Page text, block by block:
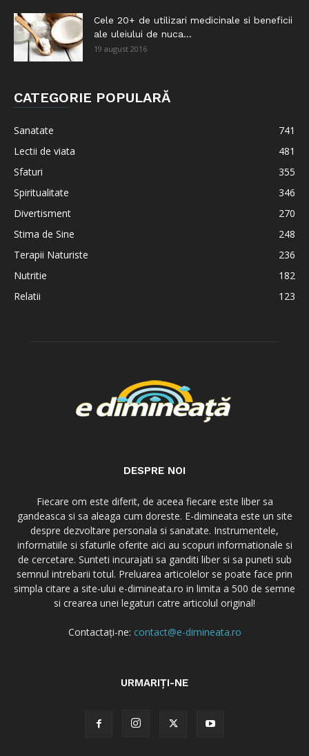
Cele 20+ de utilizari medicinale si beneficii
ale uleiului de nuca...
19 august 2016
CATEGORIE POPULARĂ
Sanatate
741
Lectii de viata
481
Sfaturi
355
Spiritualitate
346
Divertisment
270
Stima de Sine
248
Terapii Naturiste
236
Nutritie
182
Relatii
123
DESPRE NOI
Fiecare om este diferit, de aceea fiecare este liber sa
gandeasca si sa aleaga cum doreste. E-dimineata este un site
despre dezvoltare personala si sanatate. Instrumentele,
informatiile si sfaturile oferite aici au scopuri informationale si
de cercetare. Sunteti incurajati sa ganditi liber si sa puneti sub
semnul intrebarii totul. Preluarea articolelor se poate face prin
simpla citare a site-ului e-dimineata.ro in limita a 500 de semne
si crearea unei legaturi catre articolul original!
Contactați-ne: contact@e-dimineata.ro
URMARIȚI-NE